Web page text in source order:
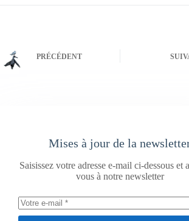
PRÉCÉDENT
Mises à jour de la
Saisissez votre adresse e-mail ci-dessous et
vous à notre newsletter